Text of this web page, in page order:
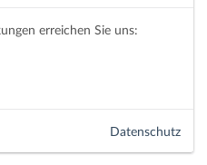
erreichen Sie uns:
Datenschutz